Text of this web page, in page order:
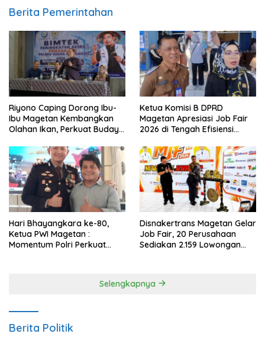
Berita Pemerintahan
Riyono Caping Dorong Ibu-
Ibu Magetan Kembangkan
Olahan Ikan, Perkuat Budaya
Ketua Komisi B DPRD
Magetan Apresiasi Job Fair
2026 di Tengah Efisiensi
Hari Bhayangkara ke-80,
Ketua PWI Magetan :
Momentum Polri Perkuat
Disnakertrans Magetan Gelar
Job Fair, 20 Perusahaan
Sediakan 2.159 Lowongan
Selengkapnya
Berita Politik